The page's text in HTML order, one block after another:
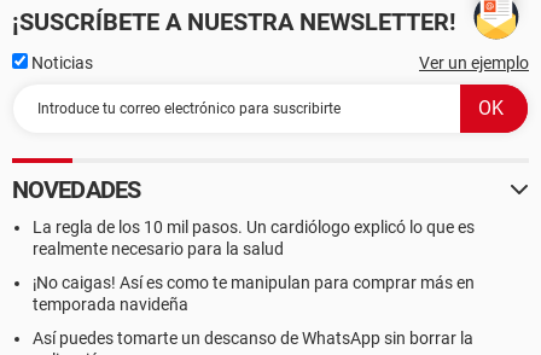
¡SUSCRÍBETE A NUESTRA NEWSLETTER!
Noticias Ver un ejemplo
NOVEDADES
La regla de los 10 mil pasos. Un cardiólogo explicó lo que es
realmente necesario para la salud
¡No caigas! Así es como te manipulan para comprar más en
temporada navideña
Así puedes tomarte un descanso de WhatsApp sin borrar la